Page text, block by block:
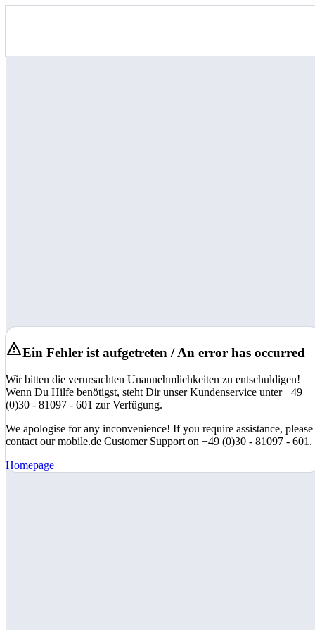
Ein Fehler ist aufgetreten / An error has occurred
Wir bitten die verursachten Unannehmlichkeiten zu entschuldigen!
Wenn Du Hilfe benötigst, steht Dir unser Kundenservice unter +49
(0)30 - 81097 - 601 zur Verfügung.
We apologise for any inconvenience! If you require assistance, please
contact our mobile.de Customer Support on +49 (0)30 - 81097 - 601.
Homepage